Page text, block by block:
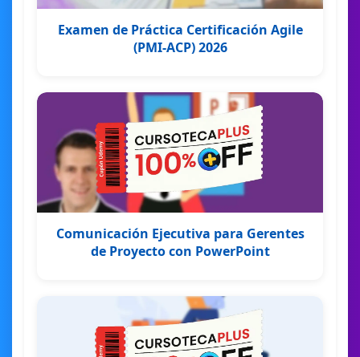
Examen de Práctica Certificación Agile
(PMI-ACP) 2026
Comunicación Ejecutiva para Gerentes
de Proyecto con PowerPoint